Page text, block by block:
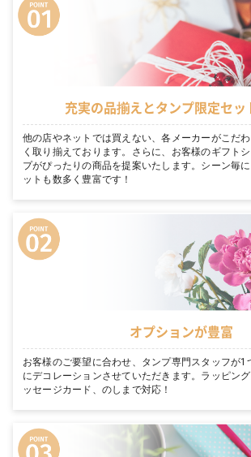
充実の品揃えとタンプ限定セッ
他の店やネットでは買えない、各メーカーがこだ
く取り揃えております。さらに、お客様のギフト
プがぴったりの商品を提案いたします。シーン毎
ットも数多く豊富です！
オプションが豊富
お客様のご要望に合わせ、タンプ専門スタッフが1
にデコレーションさせていただきます。ラッピン
ッセージカード、のしまで対応！